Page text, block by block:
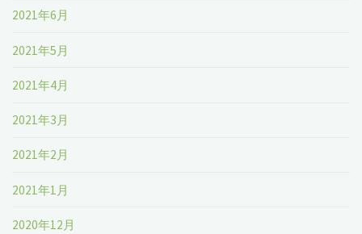
2021年6月
2021年5月
2021年4月
2021年3月
2021年2月
2021年1月
2020年12月